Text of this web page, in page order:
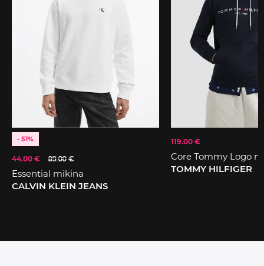
- 51%
44.00 € 89.00 €
Essential mikina
CALVIN KLEIN JEANS
119.00 €
Core Tommy Logo
TOMMY HILFIGER